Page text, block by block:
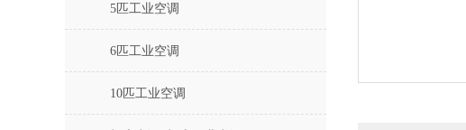
5匹工业空调
6匹工业空调
10匹工业空调